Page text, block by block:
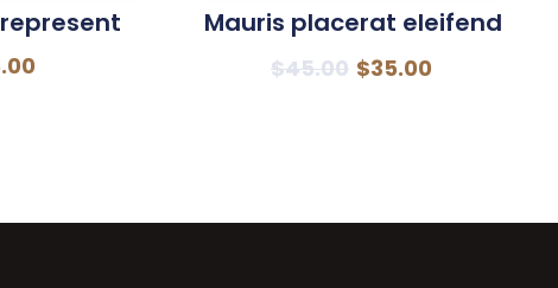
Mauris placerat eleifend
$45.00 $35.00